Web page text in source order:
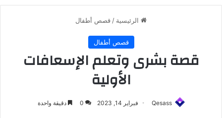
الرئيسية / قصص أطفال
قصص أطفال
قصة بشرى وتعلم الإسعافات
الأولية
Qesass فبراير 14, 2023 0 دقيقة واحدة